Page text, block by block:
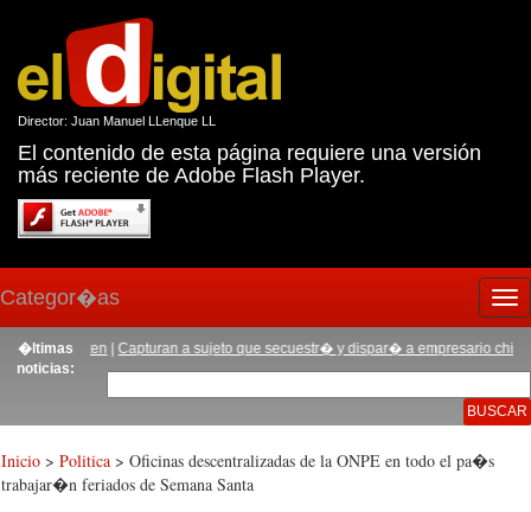
Director: Juan Manuel LLenque LL
El contenido de esta página requiere una versión
más reciente de Adobe Flash Player.
Categor�as
�ltimas
noticias:
Eten|Capturan a sujeto que secuestr� y dispar� a empresario chiclayano
Inicio > Politica > Oficinas descentralizadas de la ONPE en todo el pa�s